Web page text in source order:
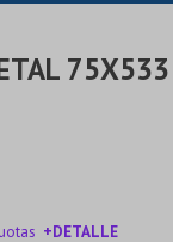
+DETALLE